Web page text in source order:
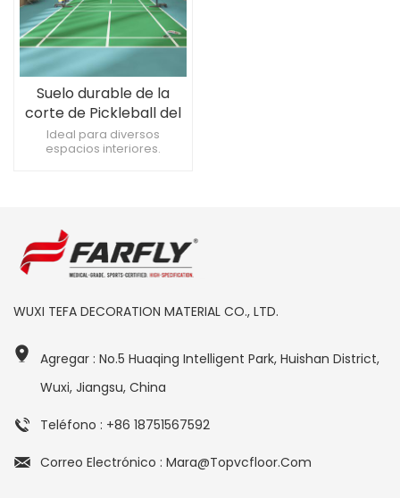
Suelo durable de la
corte de Pickleball del
vinilo del resbalón anti
verde de 4.0m m
Ideal para diversos
espacios interiores.
WUXI TEFA DECORATION MATERIAL CO., LTD.
Agregar : No.5 Huaqing Intelligent Park, Huishan District,
Wuxi, Jiangsu, China
Teléfono : +86 18751567592
Correo Electrónico : Mara@topvcfloor.com